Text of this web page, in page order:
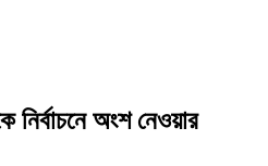
নির্বাচনে অংশ নেওয়ার